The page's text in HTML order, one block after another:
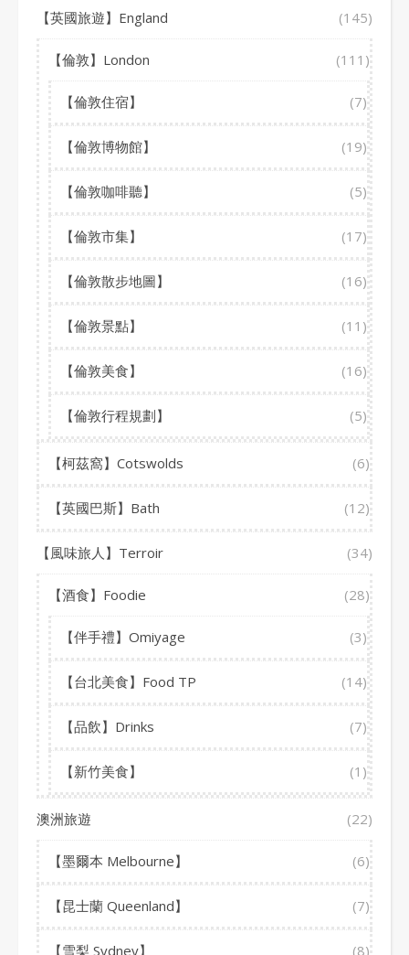
【英國旅遊】England (145)
【倫敦】London (111)
【倫敦住宿】 (7)
【倫敦博物館】 (19)
【倫敦咖啡聽】 (5)
【倫敦市集】 (17)
【倫敦散步地圖】 (16)
【倫敦景點】 (11)
【倫敦美食】 (16)
【倫敦行程規劃】 (5)
【柯茲窩】Cotswolds (6)
【英國巴斯】Bath (12)
【風味旅人】Terroir (34)
【酒食】Foodie (28)
【伴手禮】Omiyage (3)
【台北美食】Food TP (14)
【品飲】Drinks (7)
【新竹美食】 (1)
澳洲旅遊 (22)
【墨爾本 Melbourne】 (6)
【昆士蘭 Queenland】 (7)
【雪梨 Sydney】 (8)